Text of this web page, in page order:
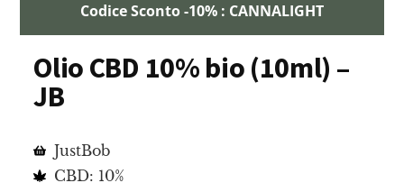
Codice Sconto -10% : CANNALIGHT
Olio CBD 10% bio (10ml) –
JB
JustBob
CBD: 10%